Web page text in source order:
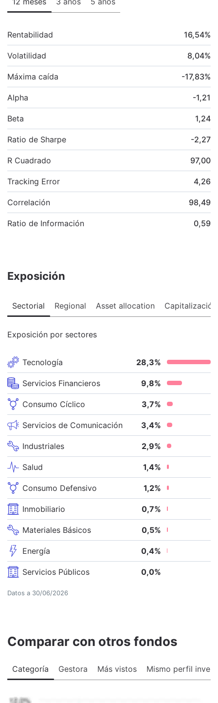
Rentabilidad 16,54%
Volatilidad 8,04%
Máxima caída -17,83%
Alpha -1,21
Beta 1,24
Ratio de Sharpe -2,27
R Cuadrado 97,00
Tracking Error 4,26
Correlación 98,49
Ratio de Información 0,59
Exposición
Sectorial Regional Asset allocation Capitalización
Exposición por sectores
Tecnología 28,3%
Servicios Financieros 9,8%
Consumo Cíclico 3,7%
Servicios de Comunicación 3,4%
Industriales 2,9%
Salud 1,4%
Consumo Defensivo 1,2%
Inmobiliario 0,7%
Materiales Básicos 0,5%
Energía 0,4%
Servicios Públicos 0,0%
Datos a 30/06/2026
Comparar con otros fondos
Categoría Gestora Más vistos Mismo perfil